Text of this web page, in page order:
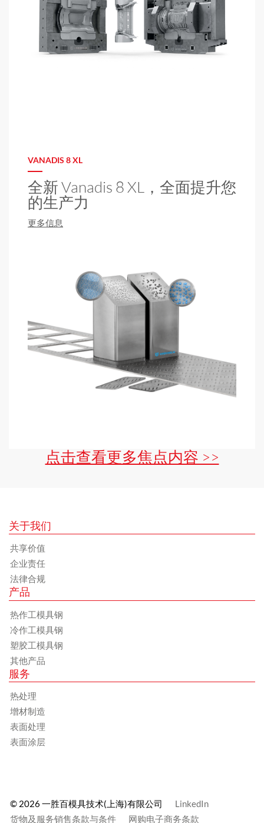
VANADIS 8 XL
全新 Vanadis 8 XL，全面提升您
的生产力
更多信息
点击查看更多焦点内容 >>
关于我们
共享价值
企业责任
法律合规
产品
热作工模具钢
冷作工模具钢
塑胶工模具钢
其他产品
服务
热处理
增材制造
表面处理
表面涂层
© 2026 一胜百模具技术(上海)有限公司
LinkedIn
货物及服务销售条款与条件
网购电子商务条款